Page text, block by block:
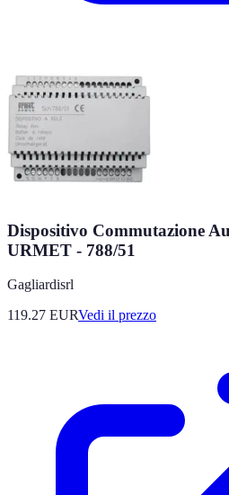
Dispositivo Commutazione
URMET - 788/51
Gagliardisrl
119.27 EURVedi il prezzo